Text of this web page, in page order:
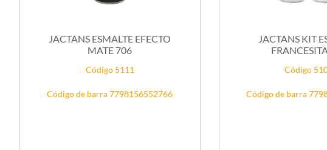
JACTANS ESMALTE EFECTO
MATE 706
Código 5111
Código de barra 7798156552766
JACTANS KIT
Código
Código de barra